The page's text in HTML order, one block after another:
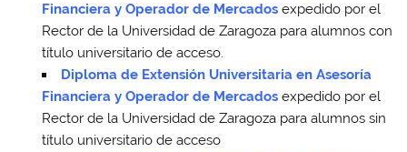
Financiera y Operador de Mercados expedido por el
Rector de la Universidad de Zaragoza para alumnos con
título universitario de acceso.
Diploma de Extensión Universitaria en Asesoría
Financiera y Operador de Mercadosexpedido por el
Rector de la Universidad de Zaragoza para alumnos sin
título universitario de acceso